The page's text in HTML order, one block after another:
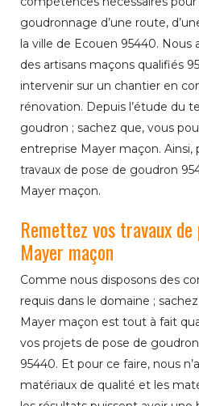
goudronnage d’une route,
la ville de Ecouen 95440. Nous
des artisans maçons qualifiés
intervenir sur un chantier en
rénovation. Depuis l’étude du
goudron ; sachez que, vous
entreprise Mayer maçon.
travaux de pose de goudron
Mayer maçon.
Remettez vos travaux
Mayer maçon
Comme nous disposons des
requis dans le domaine ;
Mayer maçon est tout à fait
vos projets de pose de
95440. Et pour ce faire, nous
matériaux de qualité et les